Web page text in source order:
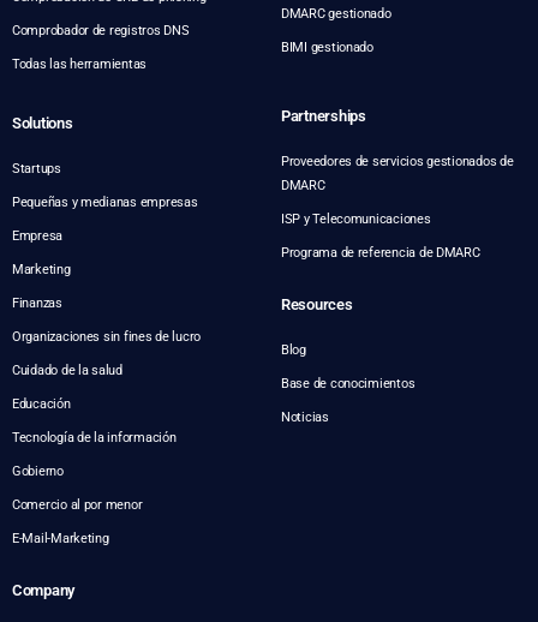
Comprobador de registros DNS
Todas las herramientas
DMARC gestionado
BIMI gestionado
Solutions
Startups
Pequeñas y medianas empresas
Empresa
Marketing
Finanzas
Organizaciones sin fines de lucro
Cuidado de la salud
Educación
Tecnología de la información
Gobierno
Comercio al por menor
E-Mail-Marketing
Partnerships
Proveedores de servicios gestionados de
DMARC
ISP y Telecomunicaciones
Programa de referencia de DMARC
Resources
Blog
Base de conocimientos
Noticias
Company